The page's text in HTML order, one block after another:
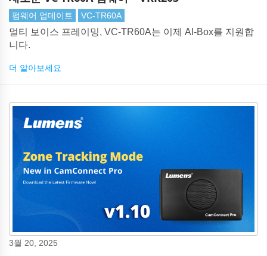
펌웨어 업데이트 VC-TR60A
멀티 보이스 프레이밍, VC-TR60A는 이제 AI-Box를 지원합
니다.
더 알아보세요
3월 20, 2025